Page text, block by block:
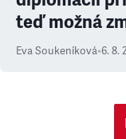
teď možná
Eva Soukeníková•6. 8.